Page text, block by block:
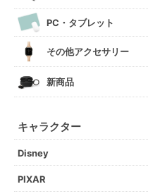
PC・タブレット
その他アクセサリー
新商品
キャラクター
Disney
PIXAR